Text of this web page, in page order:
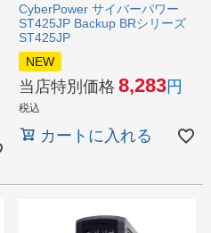
CyberPower サイバーパワー
ST425JP Backup BRシリーズ
ST425JP
NEW
当店特別価格 8,283
税込
カートに入れる